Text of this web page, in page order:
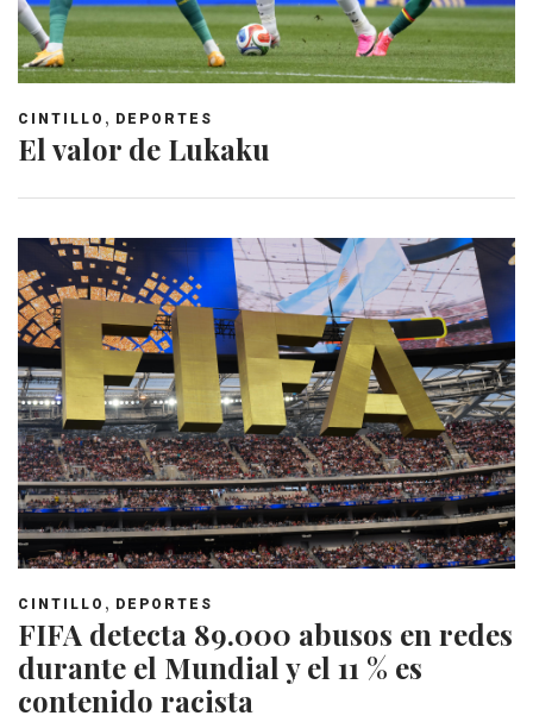
CINTILLO , DEPORTES
El valor de Lukaku
CINTILLO , DEPORTES
FIFA detecta 89.000 abusos en redes
durante el Mundial y el 11 % es
contenido racista